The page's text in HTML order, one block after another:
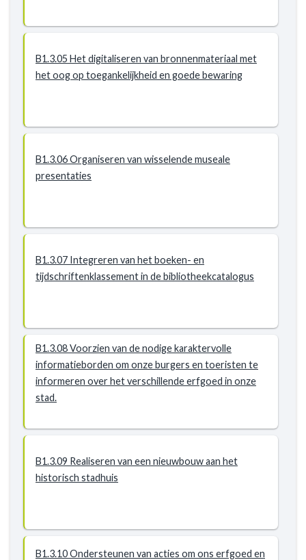
B1.3.05 Het digitaliseren van bronnenmateriaal met
het oog op toegankelijkheid en goede bewaring
B1.3.06 Organiseren van wisselende museale
presentaties
B1.3.07 Integreren van het boeken- en
tijdschriftenklassement in de bibliotheekcatalogus
B1.3.08 Voorzien van de nodige karaktervolle
informatieborden om onze burgers en toeristen te
informeren over het verschillende erfgoed in onze
stad.
B1.3.09 Realiseren van een nieuwbouw aan het
historisch stadhuis
B1.3.10 Ondersteunen van acties om ons erfgoed en